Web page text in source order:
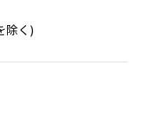
除く)